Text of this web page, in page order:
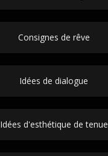
Consignes de rêve
Idées de dialogue
Idées d'esthétique de tenue